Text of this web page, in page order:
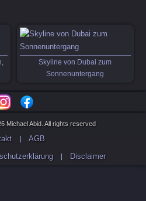
Skyline von Dubai zum
Sonnenuntergang
Michael Abid. All rights reserved
AGB
Disclaimer